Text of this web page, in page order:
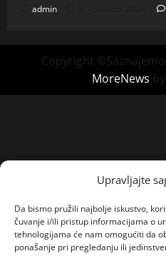
Upravljajte
Da bismo pružili najbolje iskustvo,
čuvanje i/ili pristup informacijama o
tehnologijama će nam omogućiti da
ponašanje pri pregledanju ili
admin
Copyright
MoreNews